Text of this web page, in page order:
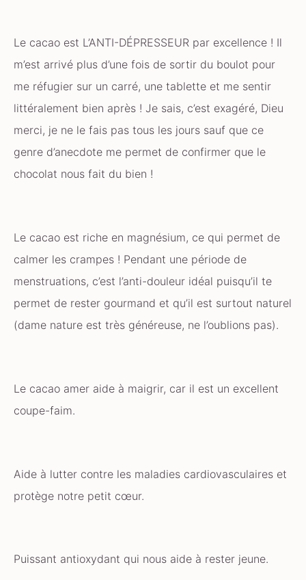
Le cacao est L’ANTI-DÉPRESSEUR par excellence ! Il
m’est arrivé plus d’une fois de sortir du boulot pour
me réfugier sur un carré, une tablette et me sentir
littéralement bien après ! Je sais, c’est exagéré, Dieu
merci, je ne le fais pas tous les jours sauf que ce
genre d’anecdote me permet de confirmer que le
chocolat nous fait du bien !
Le cacao est riche en magnésium, ce qui permet de
calmer les crampes ! Pendant une période de
menstruations, c’est l’anti-douleur idéal puisqu’il te
permet de rester gourmand et qu’il est surtout naturel
(dame nature est très généreuse, ne l’oublions pas).
Le cacao amer aide à maigrir, car il est un excellent
coupe-faim.
Aide à lutter contre les maladies cardiovasculaires et
protège notre petit cœur.
Puissant antioxydant qui nous aide à rester jeune.